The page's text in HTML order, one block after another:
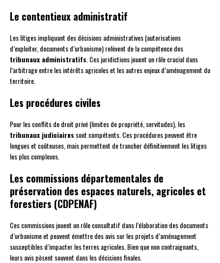
Le contentieux administratif
Les litiges impliquant des décisions administratives (autorisations
d’exploiter, documents d’urbanisme) relèvent de la compétence des
tribunaux administratifs . Ces juridictions jouent un rôle crucial dans
l’arbitrage entre les intérêts agricoles et les autres enjeux d’aménagement du
territoire.
Les procédures civiles
Pour les conflits de droit privé (limites de propriété, servitudes), les
tribunaux judiciaires sont compétents. Ces procédures peuvent être
longues et coûteuses, mais permettent de trancher définitivement les litiges
les plus complexes.
Les commissions départementales de
préservation des espaces naturels, agricoles et
forestiers (CDPENAF)
Ces commissions jouent un rôle consultatif dans l’élaboration des documents
d’urbanisme et peuvent émettre des avis sur les projets d’aménagement
susceptibles d’impacter les terres agricoles. Bien que non contraignants,
leurs avis pèsent souvent dans les décisions finales.